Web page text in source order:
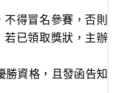
得冒名參賽，否則
若已領取獎狀，主辦
格，且發函告知